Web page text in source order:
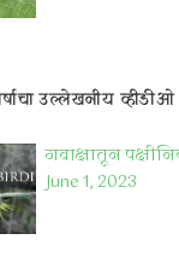
उल्लेखनीय व्हीडीओ
गवाक्षातून
June 1, 2023